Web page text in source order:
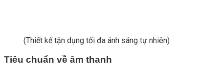
(Thiết kế tận dụng tối đa ánh sáng tự nhiên)
Tiêu chuẩn về âm thanh